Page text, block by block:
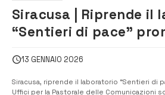
Siracusa | Riprende il
“Sentieri di pace”
13 GENNAIO 2026
Siracusa, riprende il laboratorio “Sentieri di
Uffici per la Pastorale delle Comunicazioni